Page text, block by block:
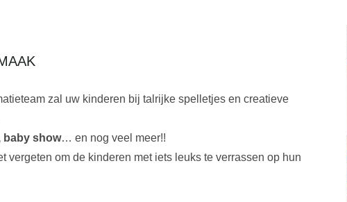
zal uw kinderen bij talrijke spelletjes en creatieve
baby show… en nog veel meer!!
vergeten om de kinderen met iets leuks te verrassen op hun